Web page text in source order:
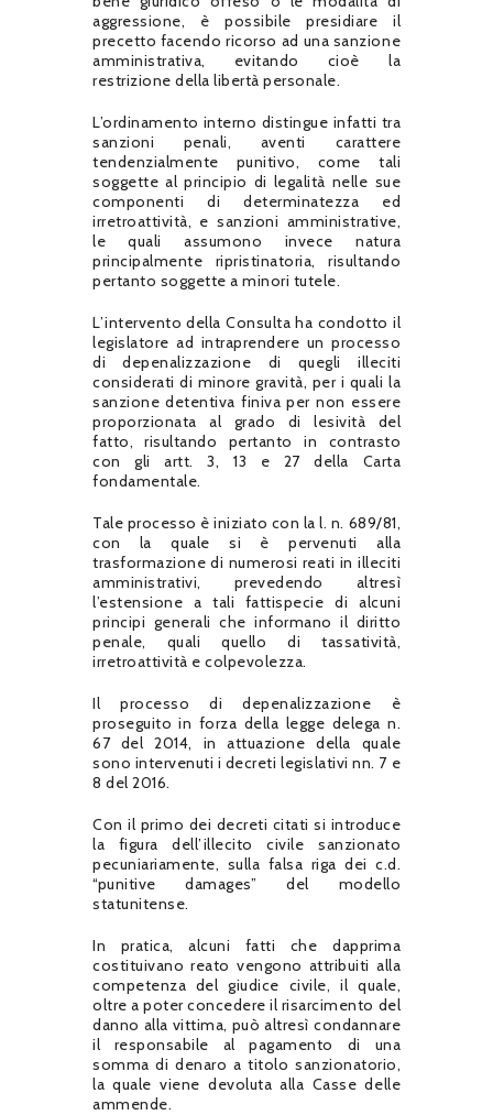
aggressione, è possibile presidiare il
precetto facendo ricorso ad una sanzione
amministrativa, evitando cioè la
restrizione della libertà personale.
L’ordinamento interno distingue infatti tra
sanzioni penali, aventi carattere
tendenzialmente punitivo, come tali
soggette al principio di legalità nelle sue
componenti di determinatezza ed
irretroattività, e sanzioni amministrative,
le quali assumono invece natura
principalmente ripristinatoria, risultando
pertanto soggette a minori tutele.
L’intervento della Consulta ha condotto il
legislatore ad intraprendere un processo
di depenalizzazione di quegli illeciti
considerati di minore gravità, per i quali la
sanzione detentiva finiva per non essere
proporzionata al grado di lesività del
fatto, risultando pertanto in contrasto
con gli artt. 3, 13 e 27 della Carta
fondamentale.
Tale processo è iniziato con la l. n. 689/81,
con la quale si è pervenuti alla
trasformazione di numerosi reati in illeciti
amministrativi, prevedendo altresì
l’estensione a tali fattispecie di alcuni
principi generali che informano il diritto
penale, quali quello di tassatività,
irretroattività e colpevolezza.
Il processo di depenalizzazione è
proseguito in forza della legge delega n.
67 del 2014, in attuazione della quale
sono intervenuti i decreti legislativi nn. 7 e
8 del 2016.
Con il primo dei decreti citati si introduce
la figura dell’illecito civile sanzionato
pecuniariamente, sulla falsa riga dei c.d.
“punitive damages” del modello
statunitense.
In pratica, alcuni fatti che dapprima
costituivano reato vengono attribuiti alla
competenza del giudice civile, il quale,
oltre a poter concedere il risarcimento del
danno alla vittima, può altresì condannare
il responsabile al pagamento di una
somma di denaro a titolo sanzionatorio,
la quale viene devoluta alla Casse delle
ammende.